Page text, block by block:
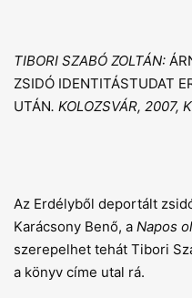
TIBORI SZABÓ ZOLTÁN:
ZSIDÓ IDENTITÁSTUDAT
UTÁN. KOLOZSVÁR, 2007,
Az Erdélyből deportált
Karácsony Benő, a Napos
szerepelhet tehát Tibori
a könyv címe utal rá.